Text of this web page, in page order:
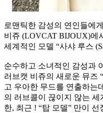
로맨틱한 감성의 연인들에
비쥬 (LOVCAT BIJOUX)에
세계적인 모델 “사샤 루스
순수하고 소녀적인 감성과
러브캣 비쥬의 새로운 뮤즈
고 우아한 무드를 연출하는
의 러브콜이 끊이지 않는
한, 최근 ! “탑 모델” 만이